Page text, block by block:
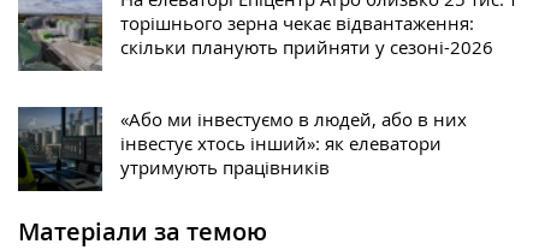
торішнього зерна чекає відвантаження:
скільки планують прийняти у сезоні-2026
«Або ми інвестуємо в людей, або в них
інвестує хтось інший»: як елеватори
утримують працівників
Матеріали за темою